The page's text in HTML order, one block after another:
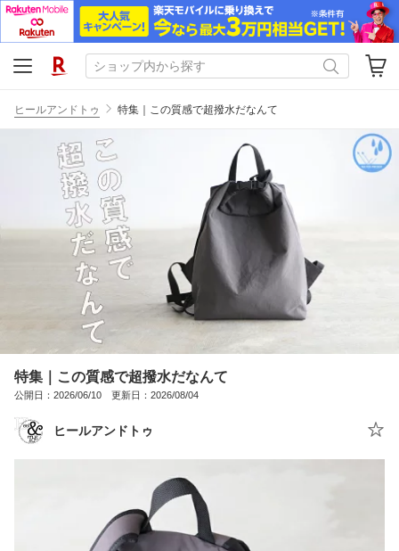
ヒールアンドトゥ 特集｜この質感で超撥水だなんて
特集｜この質感で超撥水だなんて
公開日：2026/06/10 更新日：2026/08/04
ヒールアンドトゥ